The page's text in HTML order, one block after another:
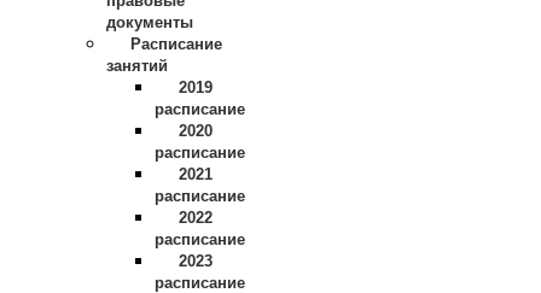
документы
Расписание
занятий
2019
расписание
2020
расписание
2021
расписание
2022
расписание
2023
расписание